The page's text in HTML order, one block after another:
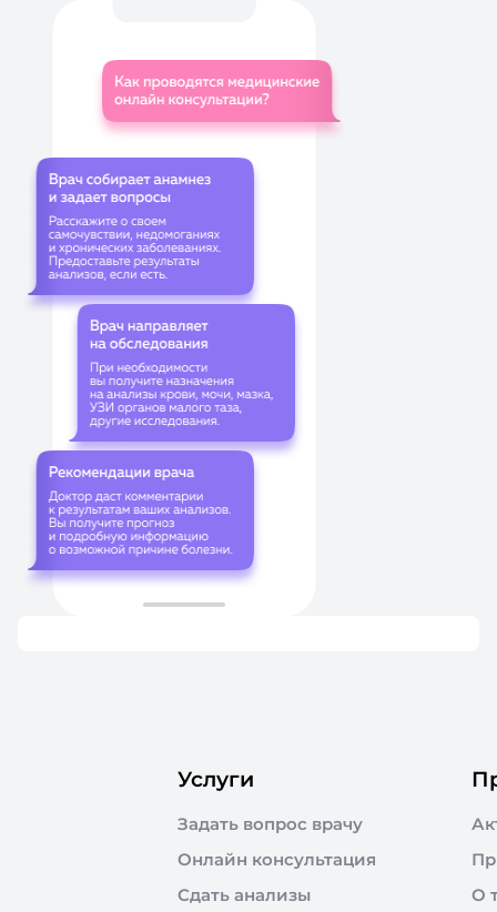
Услуги
Задать вопрос врачу
Онлайн консультация
Сдать анализы
О